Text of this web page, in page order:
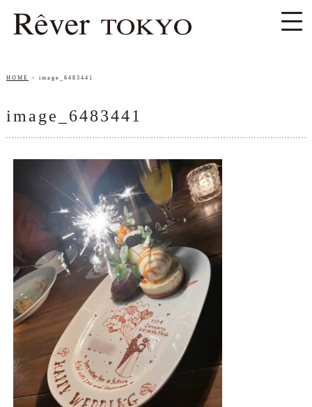
HOME image_6483441
image_6483441